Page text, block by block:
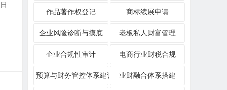
作品著作权登记 商标续展申请
企业风险诊断与摸底 老板私人财富管理
企业合规性审计 电商行业财税合规
预算与财务管控体系建设 业财融合体系搭建